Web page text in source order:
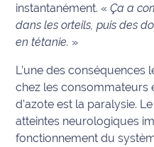
National
International
Municipales
2026
instantanément. «Ça a
dans les orteils, puis des
en tétanie. »
L’une des conséquences
chez les consommateurs
d’azote est la paralysie.
atteintes neurologiques
fonctionnement du